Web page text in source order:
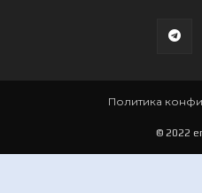
Политика
© 2022